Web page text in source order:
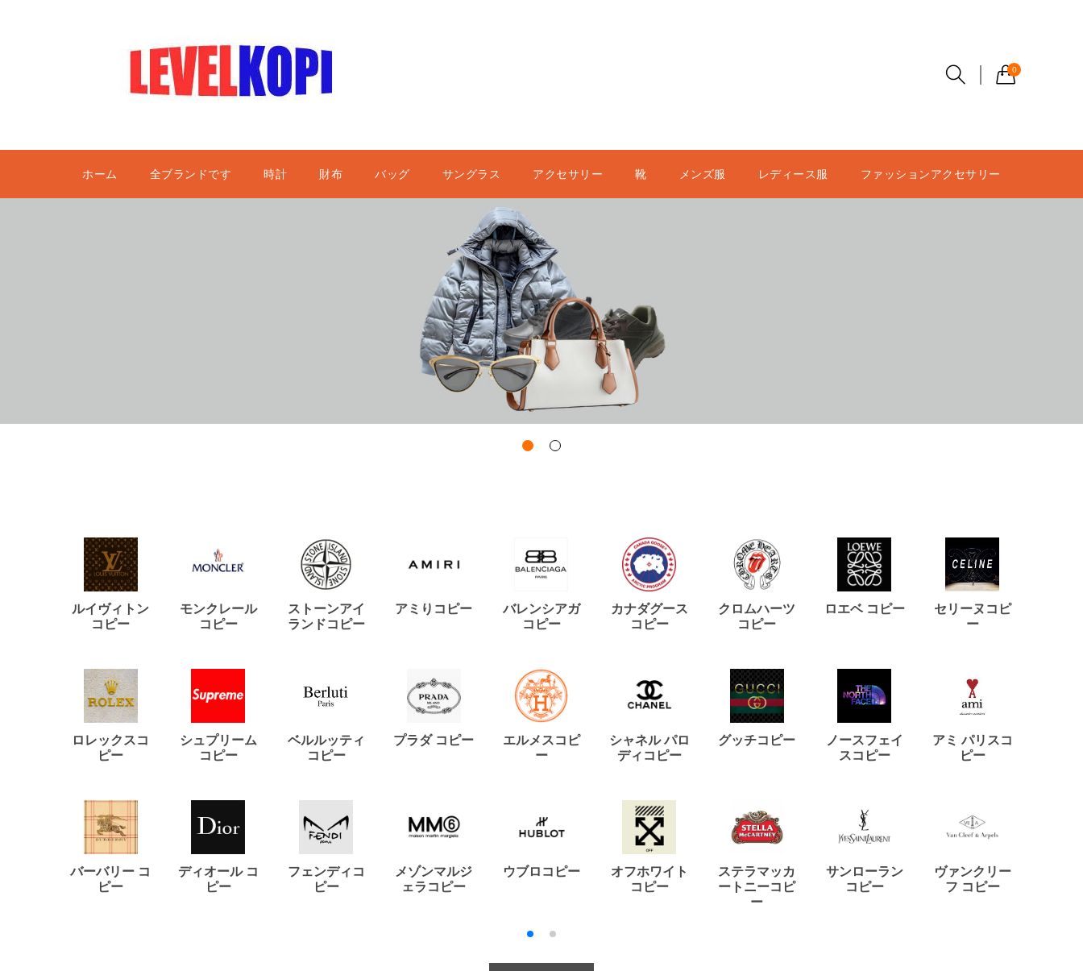
0
ホーム 全ブランドです 時計 財布 バッグ サングラス アクセサリー 靴 メンズ服 レディース服 ファッションアクセサリー
ルイヴィトン
コピー
モンクレール
コピー
ストーンアイ
ランドコピー
アミりコピー
バレンシアガ
コピー
カナダグース
コピー
クロムハーツ
コピー
ロエベ コピー
セリーヌコピ
ー
ロレックスコ
ピー
シュプリーム
コピー
ベルルッティ
コピー
プラダ コピー
エルメスコピ
ー
シャネル パロ
ディコピー
グッチコピー
ノースフェイ
スコピー
アミ パリスコ
ピー
バーバリー コ
ピー
ディオール コ
ピー
フェンディコ
ピー
メゾンマルジ
ェラコピー
ウブロコピー
オフホワイト
コピー
ステラマッカ
ートニーコピ
ー
サンローラン
コピー
ヴァンクリー
フ コピー